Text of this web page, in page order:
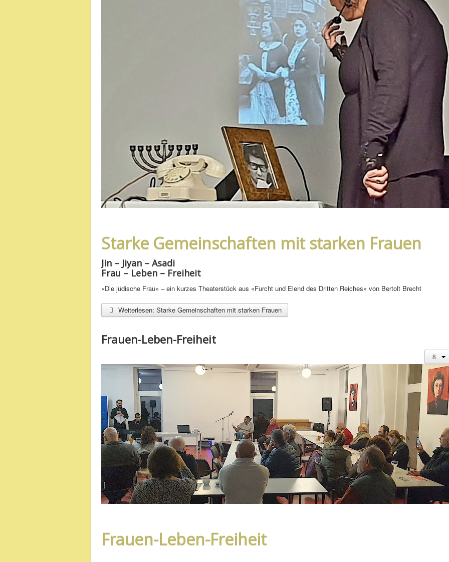
Starke Gemeinschaften mit starken Frauen
Jin – Jiyan – Asadi
Frau – Leben – Freiheit
«Die jüdische Frau» – ein kurzes Theaterstück aus «Furcht und Elend des Dritten Reiches» von Bertolt Brecht
Weiterlesen: Starke Gemeinschaften mit starken Frauen
Frauen-Leben-Freiheit
Frauen-Leben-Freiheit